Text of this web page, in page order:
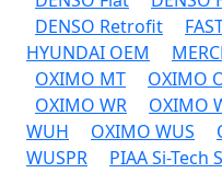
DENSO Retrofit
HYUNDAI OEM
OXIMO MT
OXIMO
OXIMO WR
OXIMO
WUH
OXIMO WUS
WUSPR
PIAA Si-Tech